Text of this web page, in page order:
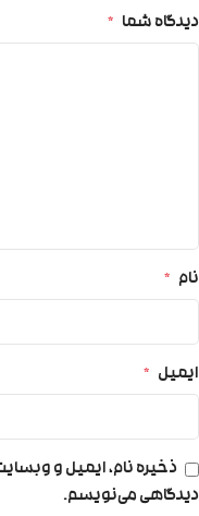
دیدگاه شما *
نام *
ایمیل *
ذخیره نام، ایمیل و
دیدگاهی می‌نویسم.